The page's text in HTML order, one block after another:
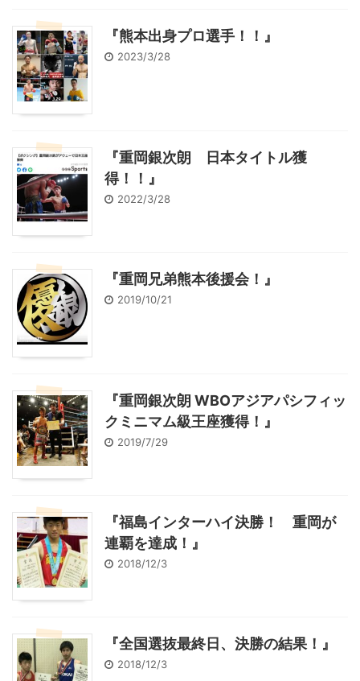
『熊本出身プロ選手！！』
2023/3/28
『重岡銀次朗 日本タイトル獲
得！！』
2022/3/28
『重岡兄弟熊本後援会！』
2019/10/21
『重岡銀次朗 WBOアジアパシフィッ
クミニマム級王座獲得！』
2019/7/29
『福島インターハイ決勝！ 重岡が
連覇を達成！』
2018/12/3
『全国選抜最終日、決勝の結果！』
2018/12/3